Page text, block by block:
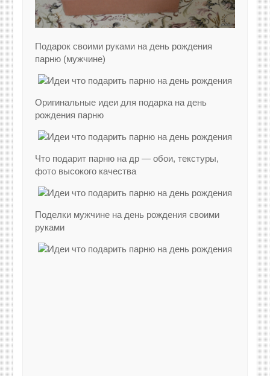
Подарок своими руками на день рождения
парню (мужчине)
Оригинальные идеи для подарка на день
рождения парню
Что подарит парню на др — обои, текстуры,
фото высокого качества
Поделки мужчине на день рождения своими
руками